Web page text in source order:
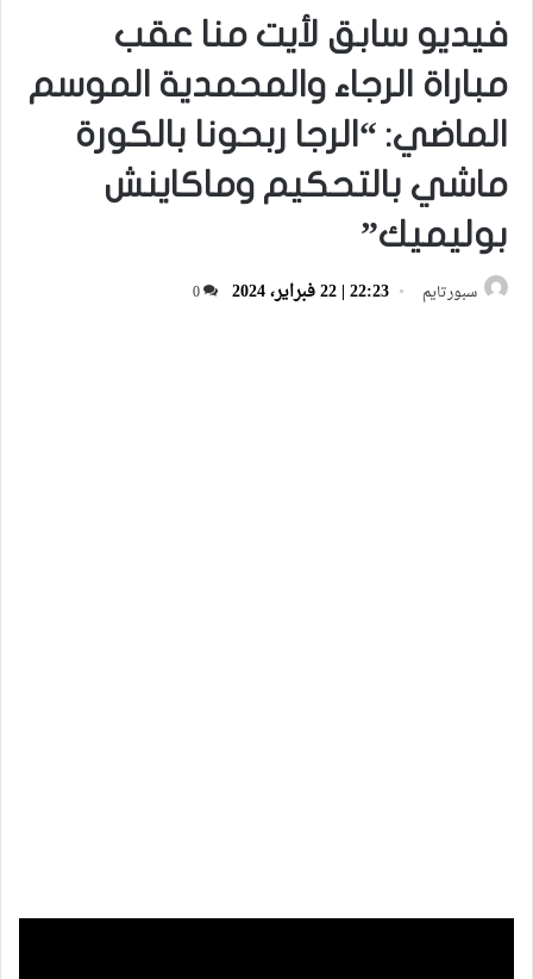
فيديو سابق لأيت منا عقب
مباراة الرجاء والمحمدية الموسم
الماضي: “الرجا ربحونا بالكورة
ماشي بالتحكيم وماكاينش
بوليميك”
سبورتايم 22:23 | 22 فبراير، 2024 0